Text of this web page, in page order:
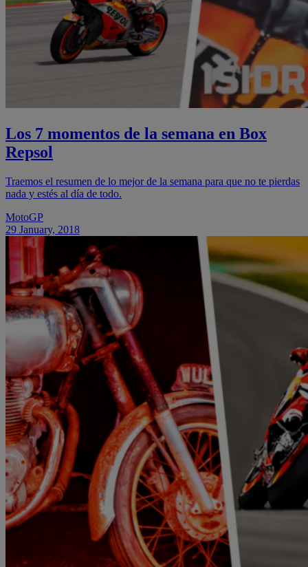
Los 7 momentos de la semana en Box
Repsol
Traemos el resumen de lo mejor de la semana para que no te pierdas
nada y estés al día de todo.
MotoGP
29 January, 2018